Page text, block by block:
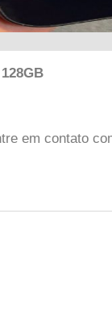
em contato